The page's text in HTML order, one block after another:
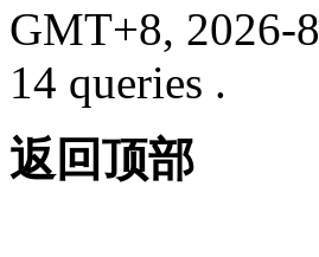
GMT+8, 2026-
14 queries .
返回顶部